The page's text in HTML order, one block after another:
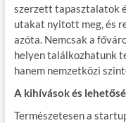
szerzett tapasztalatok
utakat nyitott meg, és
azóta. Nemcsak a
helyen találkozhatunk
hanem nemzetközi
A kihívások és
Természetesen a